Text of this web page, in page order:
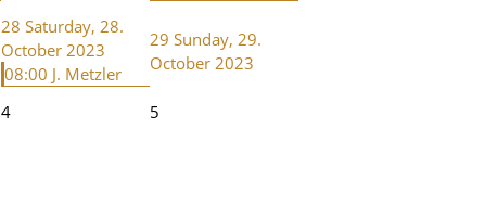
28 Saturday, 28.
October 2023
08:00 J. Metzler
29 Sunday, 29.
October 2023
4 5